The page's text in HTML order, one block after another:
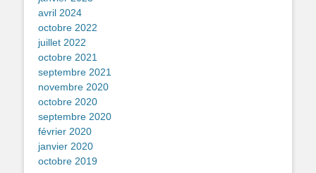
avril 2024
octobre 2022
juillet 2022
octobre 2021
septembre 2021
novembre 2020
octobre 2020
septembre 2020
février 2020
janvier 2020
octobre 2019